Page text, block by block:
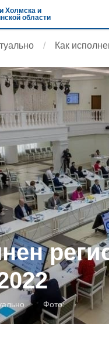
Холмска и
области
Как
Фото: